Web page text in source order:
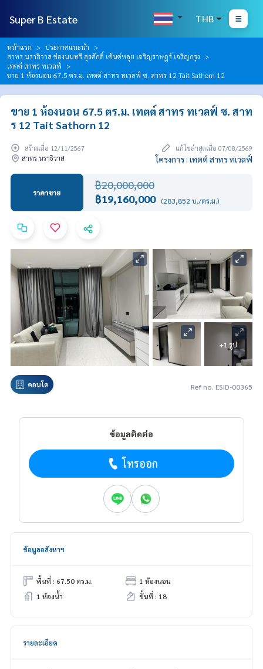
Super B Estate THB
หน้าแรก
ประกาศแนะนำ
สาทร นราธิวาส ช่องนนทรี สุรศักดิ์ เซ้นต์หลุย เจริญราษฎร์ เจริญกรุง
เทตต์ สาทร ทเวลฟ์
ขาย 1 ห้องนอน 67.5 ตร.ม. เทตต์ สาทร ทเวลฟ์ ซ. สาทร 12 Tait Sathorn 12
ขาย 1 ห้องนอน 67.5 ตร.ม. เทตต์ สาทร ทเวลฟ์ ซ. สาท
ร 12 Tait Sathorn 12
สร้างเมื่อ 12/11/2567
แก้ไขล่าสุดเมื่อ 07/08/2569
สาทร นราธิวาส
โครงการ : เทตต์ สาทร ทเวลฟ์
ราคาขาย
฿20,000,000
฿19,160,000 (283,852 บ./ตร.ม.)
+1 รูป
คอนโด Ref no. ESID-00365
ข้อมูลติดต่อ
โทรออก
ข้อมูลอสังหาฯ
พื้นที่ : 67.50 ตร.ม.
1 ห้องนอน
1 ห้องน้ำ
ชั้นที่ : 18
รายละเอียด